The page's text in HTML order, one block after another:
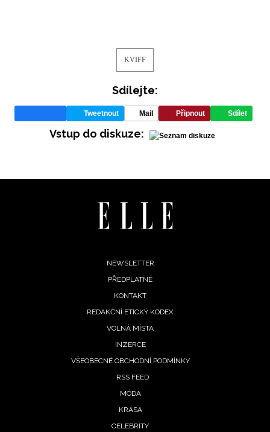
Přihlášením k newsletteru souhlasíte s
- BurdaMedia Extra s.r.o. bude s
Vašimi údaji pracovat zejména k organizaci a
vyhodnocení akce a zasílání novinek.
Chcete navíc dostávat i další zajímavé a exkluzivní
informace od našich partnerů? Pokud souhlasíte se
zpracováním údajů k tomuto účelu podle
KVIFF
Sdílejte:
Tweetnout Mail Připnout Sdílet
Vstup do diskuze:
NEWSLETTER
PŘEDPLATNÉ
KONTAKT
REDAKČNÍ ETICKÝ KODEX
VOLNÁ MÍSTA
INZERCE
VŠEOBECNÉ OBCHODNÍ PODMÍNKY
RSS FEED
MÓDA
KRÁSA
CELEBRITY